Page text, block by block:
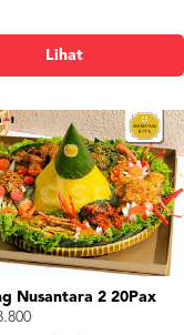
Lihat
Nusantara 2 20Pax